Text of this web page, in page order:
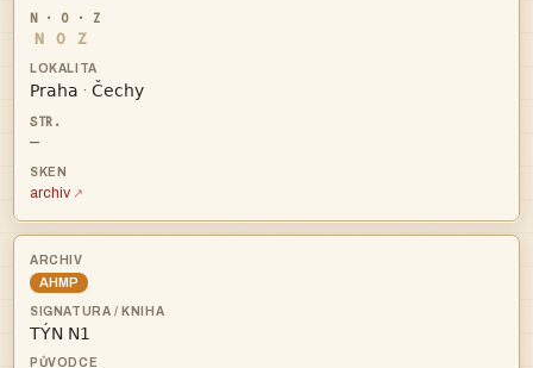
N O Z
 · 
—
archiv
AHMP
